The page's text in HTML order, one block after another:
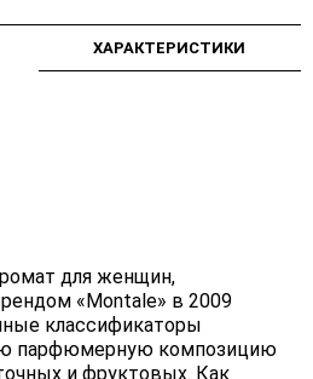
ХАРАКТЕРИСТИКИ
для женщин,
«Montale» в 2009
классификаторы
парфюмерную композицию
и фруктовых. Как